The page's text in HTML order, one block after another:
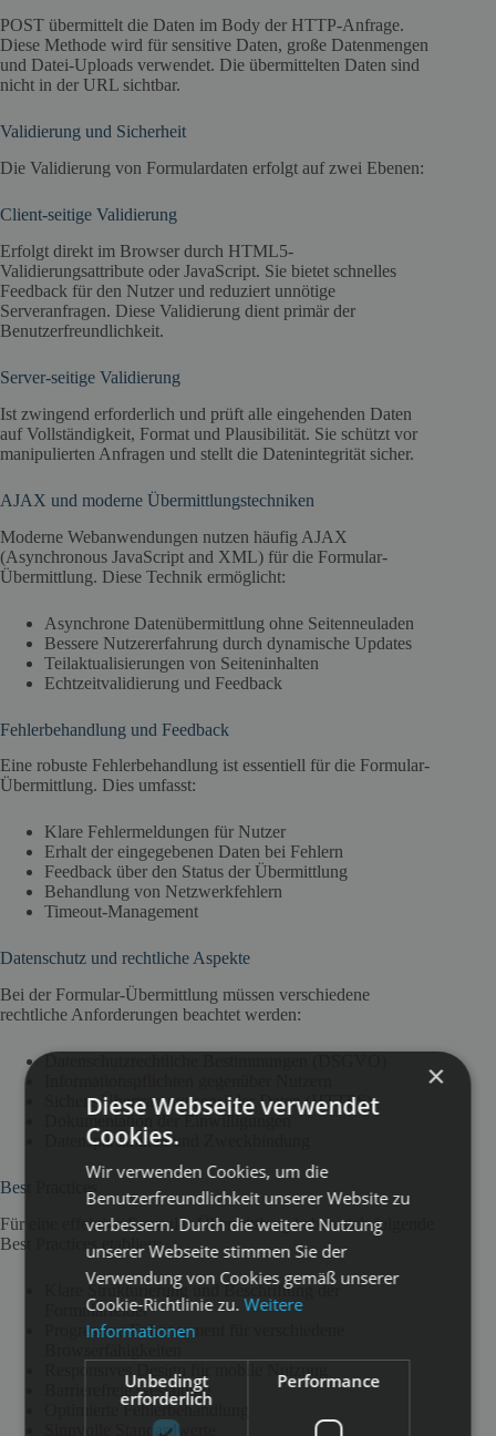
POST übermittelt die Daten im Body der HTTP-Anfrage.
Diese Methode wird für sensitive Daten, große Datenmengen
und Datei-Uploads verwendet. Die übermittelten Daten sind
nicht in der URL sichtbar.
Validierung und Sicherheit
Die Validierung von Formulardaten erfolgt auf zwei Ebenen:
Client-seitige Validierung
Erfolgt direkt im Browser durch HTML5-
Validierungsattribute oder JavaScript. Sie bietet schnelles
Feedback für den Nutzer und reduziert unnötige
Serveranfragen. Diese Validierung dient primär der
Benutzerfreundlichkeit.
Server-seitige Validierung
Ist zwingend erforderlich und prüft alle eingehenden Daten
auf Vollständigkeit, Format und Plausibilität. Sie schützt vor
manipulierten Anfragen und stellt die Datenintegrität sicher.
AJAX und moderne Übermittlungstechniken
Moderne Webanwendungen nutzen häufig AJAX
(Asynchronous JavaScript and XML) für die Formular-
Übermittlung. Diese Technik ermöglicht:
Asynchrone Datenübermittlung ohne Seitenneuladen
Bessere Nutzererfahrung durch dynamische Updates
Teilaktualisierungen von Seiteninhalten
Echtzeitvalidierung und Feedback
Fehlerbehandlung und Feedback
Eine robuste Fehlerbehandlung ist essentiell für die Formular-
Übermittlung. Dies umfasst:
Klare Fehlermeldungen für Nutzer
Erhalt der eingegebenen Daten bei Fehlern
Feedback über den Status der Übermittlung
Behandlung von Netzwerkfehlern
Timeout-Management
Datenschutz und rechtliche Aspekte
Bei der Formular-Übermittlung müssen verschiedene
rechtliche Anforderungen beachtet werden:
Datenschutzrechtliche Bestimmungen (DSGVO)
Sichere Übertragung sensibler Daten (HTTPS)
Dokumentation der Einwilligungen
Datensparsamkeit und Zweckbindung
Best Practices
Für eine effektive Formular-Übermittlung haben sich folgende
Best Practices etabliert:
Klare Strukturierung und Beschriftung der
Formularfelder
Progressive Enhancement für verschiedene
Responsives Design für mobile Nutzung
Barrierefreie Gestaltung
Optimierte Fehlerbehandlung
Sinnvolle Standardwerte
×
Diese Webseite verwendet
Cookies.
Wir verwenden Cookies, um die
Benutzerfreundlichkeit unserer Website zu
verbessern. Durch die weitere Nutzung
unserer Webseite stimmen Sie der
Verwendung von Cookies gemäß unserer
Cookie-Richtlinie zu.Weitere
Informationen
Unbedingt
erforderlich
Performance